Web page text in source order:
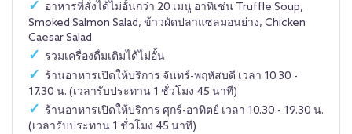
อาหารที่สั่งได้ไม่อั้นกว่า 20 เมนู อาทิเช่น Truffle Soup,
Smoked Salmon Salad, ข้าวผัดปลาแซลมอนย่าง, Chicken
Caesar Salad
รวมเครื่องดื่มเติมได้ไม่อั้น
ร้านอาหารเปิดให้บริการ จันทร์-พฤหัสบดี เวลา 10.30 -
17.30 น. (เวลารับประทาน 1 ชั่วโมง 45 นาที)
ร้านอาหารเปิดให้บริการ ศุกร์-อาทิตย์ เวลา 10.30 - 19.30 น.
(เวลารับประทาน 1 ชั่วโมง 45 นาที)